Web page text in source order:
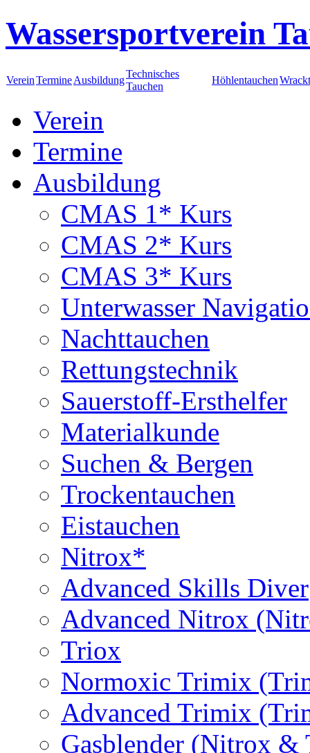
Wassersportverein
VereinTermineAusbildung
Technisches
Tauchen
Höhlentauchen
Verein
Termine
Ausbildung
CMAS 1* Kurs
CMAS 2* Kurs
CMAS 3* Kurs
Unterwasser
Nachttauchen
Rettungstechnik
Sauerstoff-Ersthelfer
Materialkunde
Suchen & Bergen
Trockentauchen
Eistauchen
Nitrox*
Advanced Skills Diver
Advanced Nitrox
Triox
Normoxic Trimix
Advanced Trimix
Gasblender (Nitrox